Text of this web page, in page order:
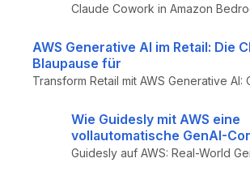
AWS Generative AI im Retail: Die
Blaupause für
Wie Guidesly mit AWS eine
vollautomatische GenAI-